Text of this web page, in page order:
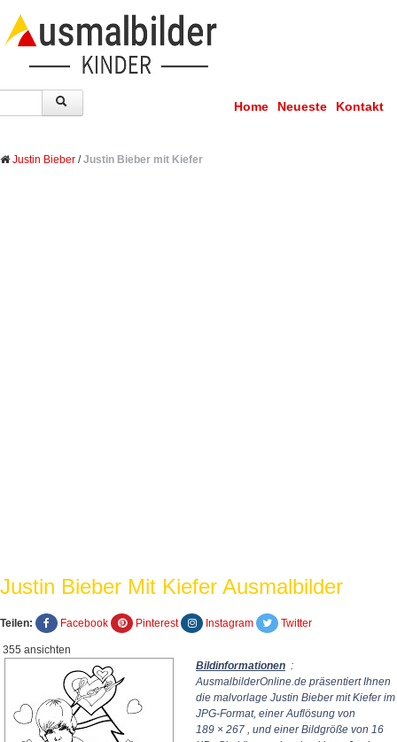
Home Neueste Kontakt
Justin Bieber /Justin Bieber mit Kiefer
Justin Bieber Mit Kiefer Ausmalbilder
Teilen: Facebook Pinterest Instagram Twitter
355 ansichten
Bildinformationen :
AusmalbilderOnline.de präsentiert Ihnen
die malvorlage Justin Bieber mit Kiefer im
JPG-Format, einer Auflösung von
189 × 267 , und einer Bildgröße von 16